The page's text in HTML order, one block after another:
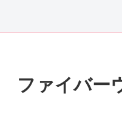
ァイバー